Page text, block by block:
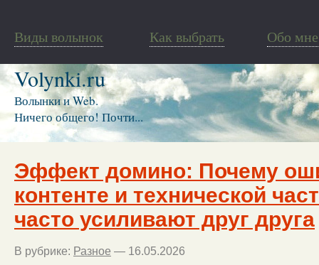
Виды волынок Как выбрать Обо мне
Volynki.ru
Волынки и Web.
Ничего общего! Почти...
Эффект домино: Почему
контенте и технической
часто усиливают друг друга
В рубрике: Разное — 16.05.2026